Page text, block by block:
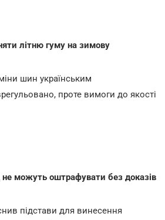
літню гуму на зимову
шин українським
проте вимоги до якості
можуть оштрафувати без доказів
підстави для винесення